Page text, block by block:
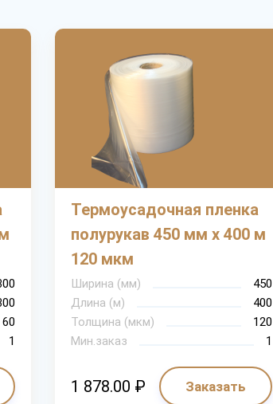
60
1
Термоусадочная пленка
полурукав 450 мм х 400 м
120 мкм
Ширина (мм)
450
Длина (м)
400
Толщина (мкм)
120
Мин.заказ
1
1 878.00 ₽ Заказать